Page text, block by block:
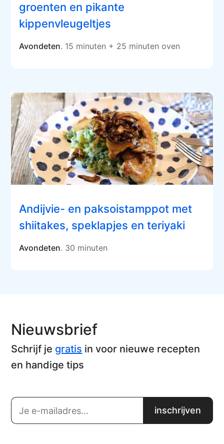
groenten en pikante
kippenvleugeltjes
Avondeten. 15 minuten + 25 minuten oven
Andijvie- en paksoistamppot met
shiitakes, speklapjes en teriyaki
Avondeten. 30 minuten
Nieuwsbrief
Schrijf je gratis in voor nieuwe recepten
en handige tips